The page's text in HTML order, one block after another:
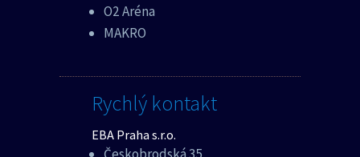
O2 Aréna
MAKRO
Rychlý kontakt
EBA Praha s.r.o.